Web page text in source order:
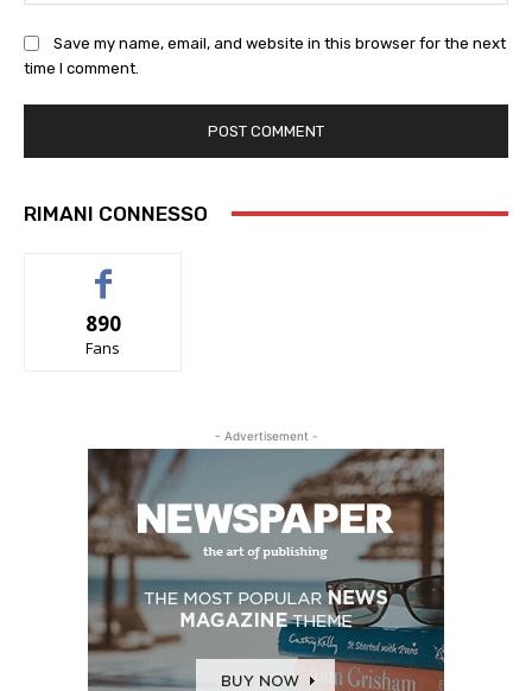
Save my name, email, and website in this browser for the next
time I comment.
RIMANI CONNESSO
890
Fans
- Advertisement -